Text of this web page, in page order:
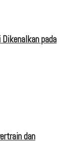
Dikenalkan pada
dan